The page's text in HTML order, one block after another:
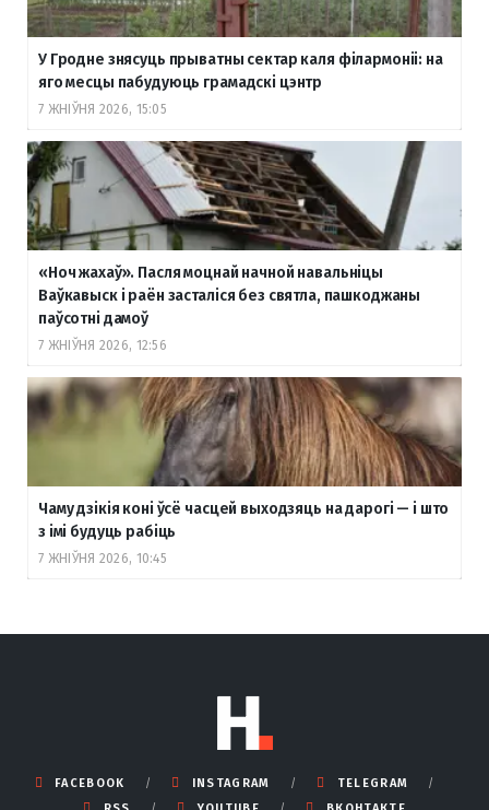
У Гродне знясуць прыватны сектар каля філармоніі: на
яго месцы пабудуюць грамадскі цэнтр
7 ЖНІЎНЯ 2026, 15:05
«Ноч жахаў». Пасля моцнай начной навальніцы
Ваўкавыск і раён засталіся без святла, пашкоджаны
паўсотні дамоў
7 ЖНІЎНЯ 2026, 12:56
Чаму дзікія коні ўсё часцей выходзяць на дарогі — і што
з імі будуць рабіць
7 ЖНІЎНЯ 2026, 10:45
FACEBOOK INSTAGRAM
TELEGRAM